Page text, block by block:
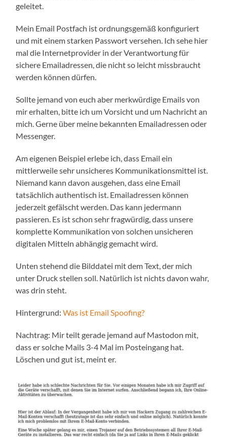
geleitet.
Mein Email Postfach ist ordnungsgemäß konfiguriert
und mit einem starken Passwort versehen. Ich sehe hier
mal die Internetprovider in der Verantwortung für
sichere Emailadressen, die nicht so leicht missbraucht
werden können dürfen.
Sollte jemand von euch aber merkwürdige Emails von
mir erhalten, bitte ich um Vorsicht und um Nachricht an
mich. Gerne über meine bekannten Emailadressen oder
Messenger.
Am eigenen Beispiel erlebe ich, dass Email ein
mittlerweile sehr unsicheres Kommunikationsmittel ist.
Niemand kann davon ausgehen, dass eine Email
tatsächlich authentisch ist. Emailadressen können
jederzeit gefälscht werden. Das kann jedermann
passieren. Es ist schon sehr fragwürdig, dass unsere
komplette Kommunikation von solchen unsicheren
digitalen Mitteln abhängig gemacht wird.
Unten stehend die Bilddatei mit dem Text, der mich
unter Druck stellen soll. Natürlich ist nichts davon wahr,
was drin steht.
Hintergrund:Was ist Email Spoofing?
Nachtrag: Mir teilt gerade jemand auf Mastodon mit,
dass er solche Mails 3-4 Mal im Posteingang hat.
Löschen und gut ist, meint er.